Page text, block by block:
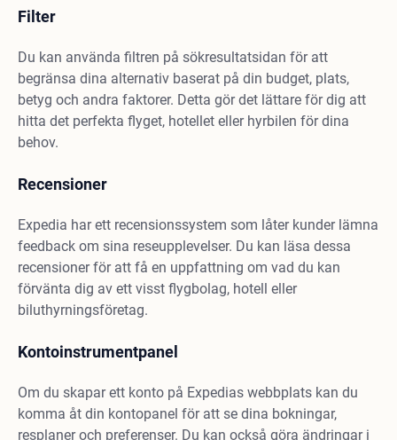
Filter
Du kan använda filtren på sökresultatsidan för att
begränsa dina alternativ baserat på din budget, plats,
betyg och andra faktorer. Detta gör det lättare för dig att
hitta det perfekta flyget, hotellet eller hyrbilen för dina
behov.
Recensioner
Expedia har ett recensionssystem som låter kunder lämna
feedback om sina reseupplevelser. Du kan läsa dessa
recensioner för att få en uppfattning om vad du kan
förvänta dig av ett visst flygbolag, hotell eller
biluthyrningsföretag.
Kontoinstrumentpanel
Om du skapar ett konto på Expedias webbplats kan du
komma åt din kontopanel för att se dina bokningar,
resplaner och preferenser. Du kan också göra ändringar i